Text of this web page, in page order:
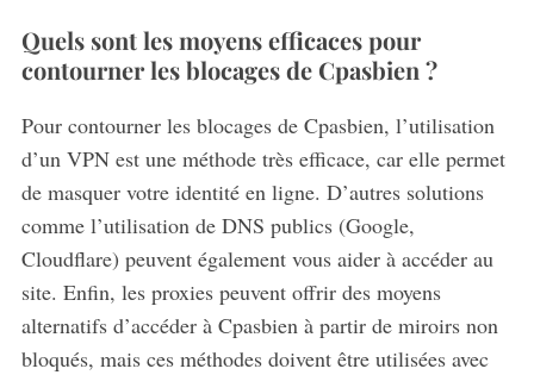
Quels sont les moyens efficaces pour
contourner les blocages de Cpasbien ?
Pour contourner les blocages de Cpasbien, l’utilisation
d’un VPN est une méthode très efficace, car elle permet
de masquer votre identité en ligne. D’autres solutions
comme l’utilisation de DNS publics (Google,
Cloudflare) peuvent également vous aider à accéder au
site. Enfin, les proxies peuvent offrir des moyens
alternatifs d’accéder à Cpasbien à partir de miroirs non
bloqués, mais ces méthodes doivent être utilisées avec